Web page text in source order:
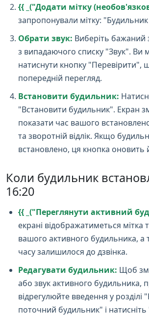
{{ _("Додати мітку
запропонували мітку:
Обрати звук: Виберіть бажаний
з випадаючого списку "Звук". Ви
натиснути кнопку "Перевірити",
попередній перегляд.
Встановити будильник:
"Встановити будильник". Екран
показати час вашого
та зворотній відлік. Якщо
встановлено, ця кнопка оновить
Коли будильник
16:20
{{ _("Переглянути активний
екрані відображатиметься мітка
вашого активного будильника, а
часу залишилося до дзвінка.
Редагувати будильник: Щоб
або звук активного будильника,
відрегулюйте введення у розділі
поточний будильник" і